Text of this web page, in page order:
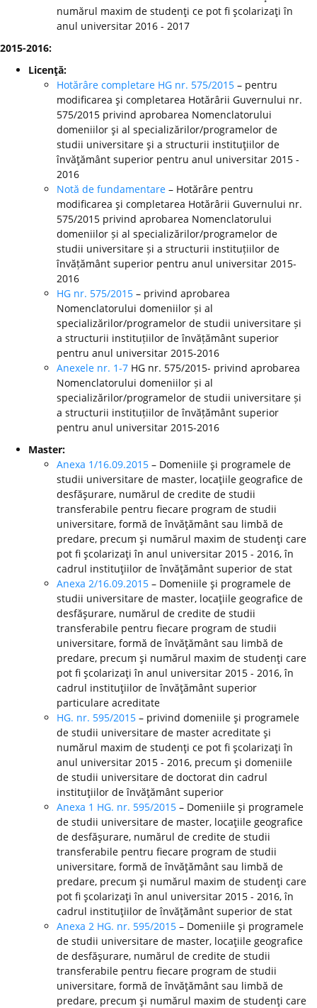
numărul maxim de studenţi ce pot fi şcolarizaţi în
anul universitar 2016 - 2017
2015-2016:
Licenţă:
Hotărâre completare HG nr. 575/2015 – pentru
modificarea şi completarea Hotărârii Guvernului nr.
575/2015 privind aprobarea Nomenclatorului
domeniilor şi al specializărilor/programelor de
studii universitare şi a structurii instituţiilor de
învăţământ superior pentru anul universitar 2015 -
2016
Notă de fundamentare – Hotărâre pentru
modificarea şi completarea Hotărârii Guvernului nr.
575/2015 privind aprobarea Nomenclatorului
domeniilor și al specializărilor/programelor de
studii universitare și a structurii instituțiilor de
învățământ superior pentru anul universitar 2015-
2016
HG nr. 575/2015 – privind aprobarea
Nomenclatorului domeniilor și al
specializărilor/programelor de studii universitare și
a structurii instituțiilor de învățământ superior
pentru anul universitar 2015-2016
Anexele nr. 1-7 HG nr. 575/2015- privind aprobarea
Nomenclatorului domeniilor și al
specializărilor/programelor de studii universitare și
a structurii instituțiilor de învățământ superior
pentru anul universitar 2015-2016
Master:
Anexa 1/16.09.2015 – Domeniile şi programele de
studii universitare de master, locaţiile geografice de
desfăşurare, numărul de credite de studii
transferabile pentru fiecare program de studii
universitare, formă de învăţământ sau limbă de
predare, precum şi numărul maxim de studenţi care
pot fi şcolarizaţi în anul universitar 2015 - 2016, în
cadrul instituţiilor de învăţământ superior de stat
Anexa 2/16.09.2015 – Domeniile şi programele de
studii universitare de master, locaţiile geografice de
desfăşurare, numărul de credite de studii
transferabile pentru fiecare program de studii
universitare, formă de învăţământ sau limbă de
predare, precum şi numărul maxim de studenţi care
pot fi şcolarizaţi în anul universitar 2015 - 2016, în
cadrul instituţiilor de învăţământ superior
particulare acreditate
HG. nr. 595/2015 – privind domeniile şi programele
de studii universitare de master acreditate şi
numărul maxim de studenţi ce pot fi şcolarizaţi în
anul universitar 2015 - 2016, precum şi domeniile
de studii universitare de doctorat din cadrul
instituţiilor de învăţământ superior
Anexa 1 HG. nr. 595/2015 – Domeniile şi programele
de studii universitare de master, locaţiile geografice
de desfăşurare, numărul de credite de studii
transferabile pentru fiecare program de studii
universitare, formă de învăţământ sau limbă de
predare, precum şi numărul maxim de studenţi care
pot fi şcolarizaţi în anul universitar 2015 - 2016, în
cadrul instituţiilor de învăţământ superior de stat
Anexa 2 HG. nr. 595/2015 – Domeniile şi programele
de studii universitare de master, locaţiile geografice
de desfăşurare, numărul de credite de studii
transferabile pentru fiecare program de studii
universitare, formă de învăţământ sau limbă de
predare, precum şi numărul maxim de studenţi care